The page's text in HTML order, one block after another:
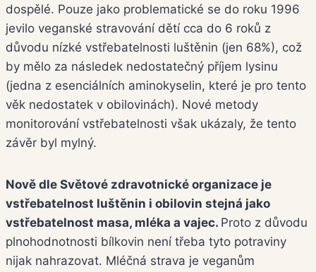
dospělé. Pouze jako problematické se do roku 1996
jevilo veganské stravování dětí cca do 6 roků z
důvodu nízké vstřebatelnosti luštěnin (jen 68%), což
by mělo za následek nedostatečný příjem lysinu
(jedna z esenciálních aminokyselin, které je pro tento
věk nedostatek v obilovinách). Nové metody
monitorování vstřebatelnosti však ukázaly, že tento
závěr byl mylný.
Nově dle Světové zdravotnické organizace je
vstřebatelnost luštěnin i obilovin stejná jako
vstřebatelnost masa, mléka a vajec. Proto z důvodu
plnohodnotnosti bílkovin není třeba tyto potraviny
nijak nahrazovat. Mléčná strava je veganům